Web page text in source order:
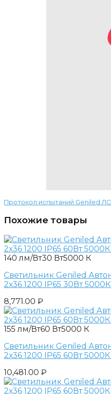
Протокол испытаний Geniled
Похожие товары
140 лм/Вт30 Вт5000 К
Светильник Geniled
2х36 1200 IP65 30Вт
8,771.00 ₽
155 лм/Вт60 Вт5000 К
Светильник Geniled
2х36 1200 IP65 60Вт
10,481.00 ₽